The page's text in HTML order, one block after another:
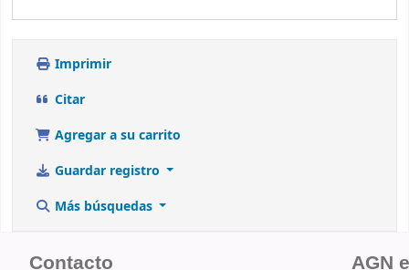
Imprimir
Citar
Agregar a su carrito
Guardar registro
Más búsquedas
Contacto AGN